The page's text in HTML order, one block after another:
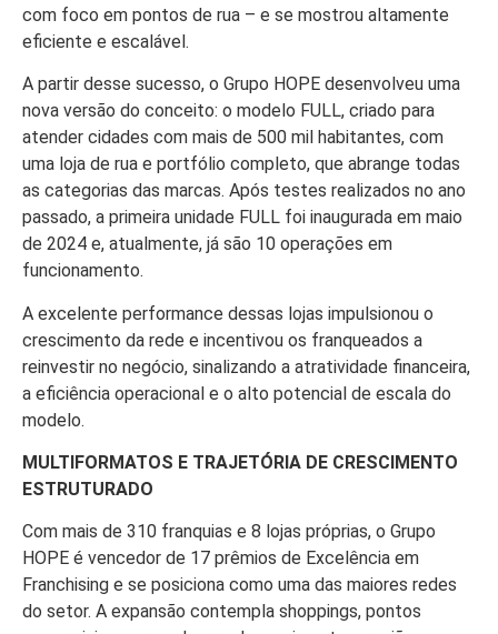
com foco em pontos de rua – e se mostrou altamente
eficiente e escalável.
A partir desse sucesso, o Grupo HOPE desenvolveu uma
nova versão do conceito: o modelo FULL, criado para
atender cidades com mais de 500 mil habitantes, com
uma loja de rua e portfólio completo, que abrange todas
as categorias das marcas. Após testes realizados no ano
passado, a primeira unidade FULL foi inaugurada em maio
de 2024 e, atualmente, já são 10 operações em
funcionamento.
A excelente performance dessas lojas impulsionou o
crescimento da rede e incentivou os franqueados a
reinvestir no negócio, sinalizando a atratividade financeira,
a eficiência operacional e o alto potencial de escala do
modelo.
MULTIFORMATOS E TRAJETÓRIA DE CRESCIMENTO
ESTRUTURADO
Com mais de 310 franquias e 8 lojas próprias, o Grupo
HOPE é vencedor de 17 prêmios de Excelência em
Franchising e se posiciona como uma das maiores redes
do setor. A expansão contempla shoppings, pontos